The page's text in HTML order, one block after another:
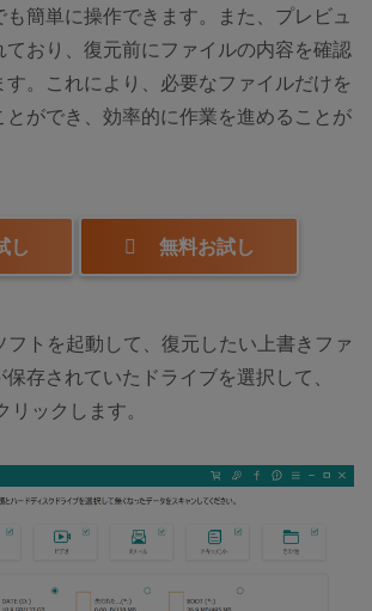
簡単に操作できます。また、プレビュ
ており、復元前にファイルの内容を確認
。これにより、必要なファイルだけを
とができ、効率的に作業を進めることが
し 無料お試し
フトを起動して、復元したい上書きファ
存されていたドライブを選択して、
リックします。